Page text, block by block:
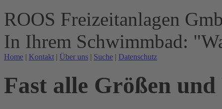
ROOS Freizeitanlagen
In Ihrem Schwimmbad:
Home | Kontakt | Über uns | Suche | Datenschutz
Fast alle Größen